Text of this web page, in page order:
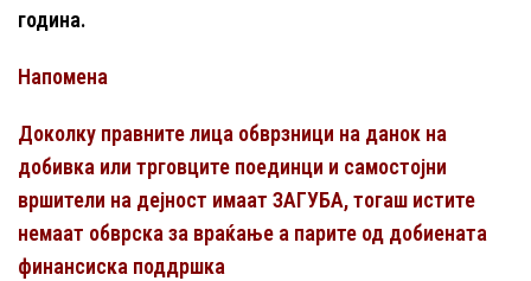
година.
Напомена
Доколку правните лица обврзници на данок на
добивка или трговците поединци и самостојни
вршители на дејност имаат ЗАГУБА, тогаш истите
немаат обврска за враќање а парите од добиената
финансиска поддршка